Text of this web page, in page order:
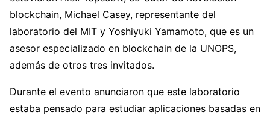
blockchain, Michael Casey, representante del
laboratorio del MIT y Yoshiyuki Yamamoto, que es un
asesor especializado en blockchain de la UNOPS,
además de otros tres invitados.
Durante el evento anunciaron que este laboratorio
estaba pensado para estudiar aplicaciones basadas en